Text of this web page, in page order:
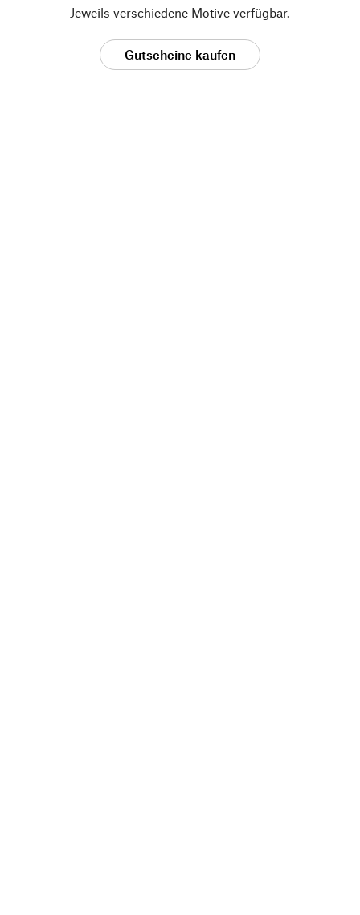
Jeweils verschiedene Motive verfügbar.
Gutscheine kaufen